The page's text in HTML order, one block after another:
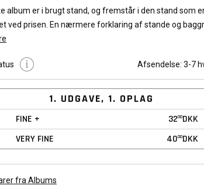
album er i brugt stand, og fremstår i den stand som
ved prisen. En nærmere forklaring af stande og
af albums kan du læse
billede er repræsentativt for tegneserien. Kvaliteten af
afhængig af den valgte stand.
Afsendelse: 3-7
1. UDGAVE, 1. OPLAG
FINE + 3200DKK
VERY FINE 4000DKK
fra Albums